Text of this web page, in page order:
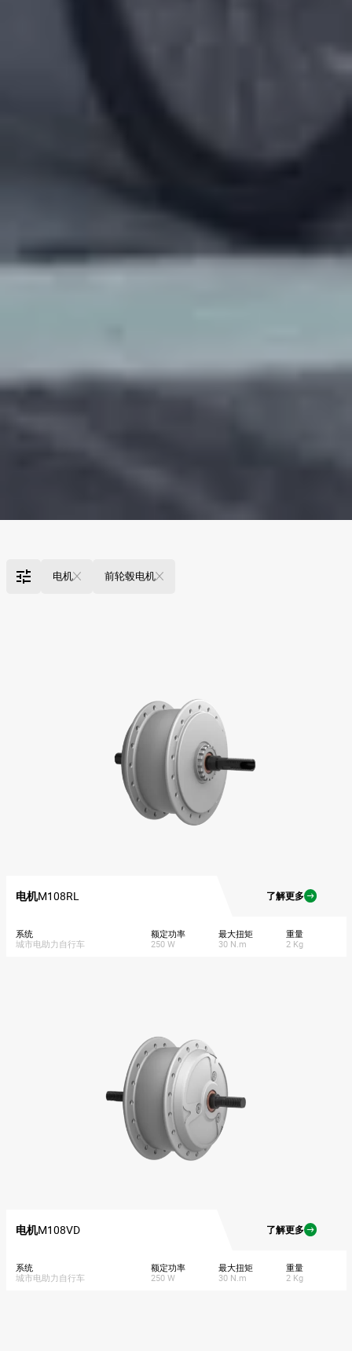
电机 前轮毂电机
电机M108RL 了解更多
系统
城市电助力自行车
额定功率
250 W
最大扭矩
30 N.m
重量
2 Kg
电机M108VD 了解更多
系统
城市电助力自行车
额定功率
250 W
最大扭矩
30 N.m
重量
2 Kg